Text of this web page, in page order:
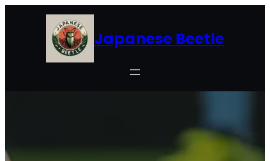
Japanese Beetle